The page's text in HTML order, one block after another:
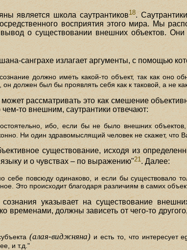
является школа саутрантиков18.
восприятия этого мира. Мы
о существовании внешних объектов.
санграхе излагает аргументы, с помощью
должно иметь какой-то объект, так как оно
должен был бы проявлять себя как к таковой, а не
рассматривать это как смешение
то внешним, саутрантики отвечают:
ибо, если бы не было внешних
Ни один здравомыслящий человек не скажет, что
существование, исходя из
и о чувствах – по выражению"21 . Далее:
себе повсюду одинаково, и если бы
Это происходит благодаря различиям в самих
указывает на существование
временами, должны зависеть от чего-то
(алая-виджняна) и есть то, что интересует
и т.д."